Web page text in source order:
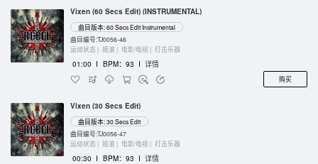
Vixen (60 Secs Edit) (INSTRUMENTAL)
曲目版本: 60 Secs Edit Instrumental
曲目编号:TJ0056-46
运动状态 | 摇滚 | 电影/电视 | 打击乐器
01:00 I BPM：93 I 详情
购买
Vixen (30 Secs Edit)
曲目版本: 30 Secs Edit
曲目编号:TJ0056-47
运动状态 | 摇滚 | 电影/电视 | 打击乐器
00:30 I BPM：93 I 详情